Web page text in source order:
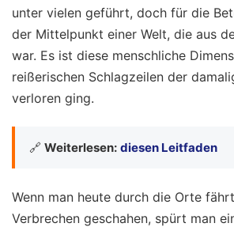
unter vielen geführt, doch für die
der Mittelpunkt einer Welt, die aus
war. Es ist diese menschliche
reißerischen Schlagzeilen der
verloren ging.
🔗 Weiterlesen: diesen Leitfaden
Wenn man heute durch die Orte
Verbrechen geschahen, spürt man